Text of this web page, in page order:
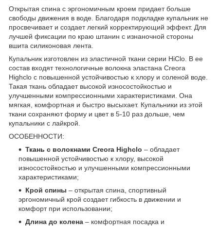
Открытая спина с эргономичным кроем придает больше
свободы движения в воде. Благодаря подкладке купальник не
просвечивает и создает легкий корректирующий эффект. Для
лучшей фиксации по краю штанин с изнаночной стороны
вшита силиконовая лента.
Купальник изготовлен из эластичной ткани серии HiClo. В ее
состав входят технологичные волокна эластана Creora
Highclo с повышенной устойчивостью к хлору и соленой воде.
Такая ткань обладает высокой износостойкостью и
улучшенными компрессионными характеристиками. Она
мягкая, комфортная и быстро высыхает. Купальники из этой
ткани сохраняют форму и цвет в 5-10 раз дольше, чем
купальники с лайкрой.
ОСОБЕННОСТИ:
Ткань с волокнами Creora Highclo – обладает
повышенной устойчивостью к хлору, высокой
износостойкостью и улучшенными компрессионными
характеристиками;
Крой спины – открытая спина, спортивный
эргономичный крой создает гибкость в движении и
комфорт при использовании;
Длина до колена – комфортная посадка и